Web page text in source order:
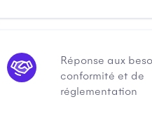
Réponse aux
conformité et de
réglementation